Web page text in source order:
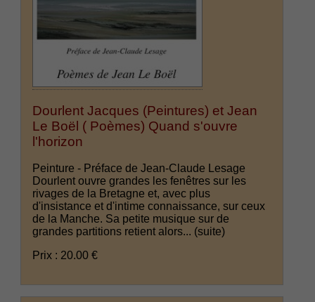
Dourlent Jacques (Peintures) et Jean
Le Boël ( Poèmes) Quand s'ouvre
l'horizon
Peinture - Préface de Jean-Claude Lesage
Dourlent ouvre grandes les fenêtres sur les
rivages de la Bretagne et, avec plus
d'insistance et d'intime connaissance, sur ceux
de la Manche. Sa petite musique sur de
grandes partitions retient alors... (suite)
Prix : 20.00 €